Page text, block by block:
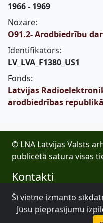
1966 - 1969
Nozare:
O91.2- Arodbiedrību
Identifikators:
LV_LVA_F1380_US1
Fonds:
Latvijas
arodbiedrības
© LNA Latvijas Valsts
publicētā satura visas
Kontakti
E-pasts:
Tālrunis: +371 20027447
Bezdelīgu 1A, Rīga
Šī vietne izmanto
Jūsu pieprasījumu